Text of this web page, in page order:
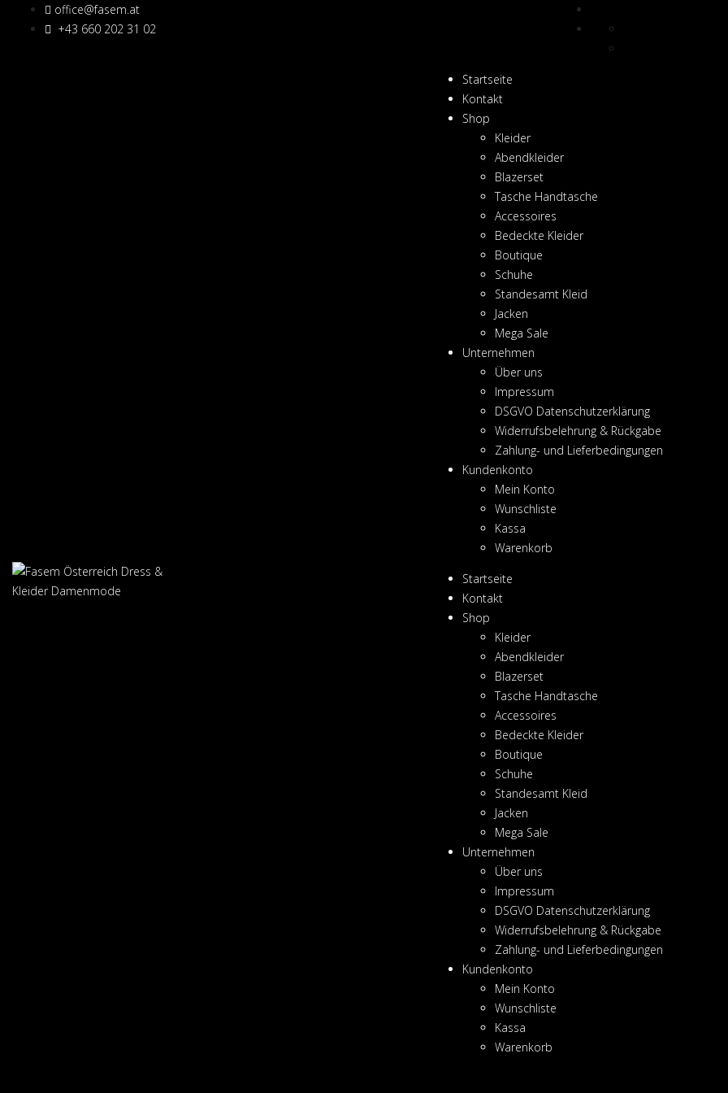
office@fasem.at
+43 660 202 31 02
Startseite
Kontakt
Shop
Kleider
Abendkleider
Blazerset
Tasche Handtasche
Accessoires
Bedeckte Kleider
Boutique
Schuhe
Standesamt Kleid
Jacken
Mega Sale
Unternehmen
Über uns
Impressum
DSGVO Datenschutzerklärung
Widerrufsbelehrung & Rückgabe
Zahlung- und Lieferbedingungen
Kundenkonto
Mein Konto
Wunschliste
Kassa
Warenkorb
Startseite
Kontakt
Shop
Kleider
Abendkleider
Blazerset
Tasche Handtasche
Accessoires
Bedeckte Kleider
Boutique
Schuhe
Standesamt Kleid
Jacken
Mega Sale
Unternehmen
Über uns
Impressum
DSGVO Datenschutzerklärung
Widerrufsbelehrung & Rückgabe
Zahlung- und Lieferbedingungen
Kundenkonto
Mein Konto
Wunschliste
Kassa
Warenkorb